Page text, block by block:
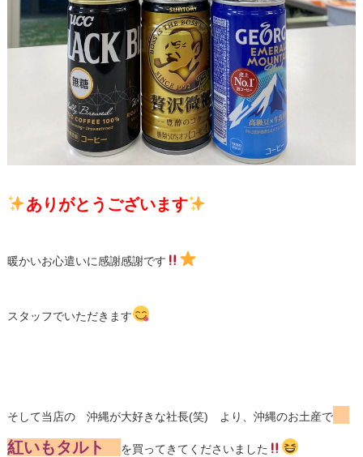
ありがとうございます
暖かいお心遣いに感謝感謝です
スタッフでいただきます
そして当店の 沖縄が大好きな社長(笑) より、沖縄のお土産で
紅いもタルト を買ってきてくださいました